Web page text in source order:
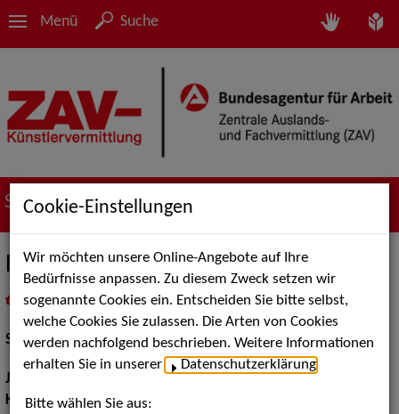
Menü Suche
Suche nach Künstler*innen
Harald Hauber
als PDF speichern
inMeine Merklistelegen
Schauspiel:Bühne
Jahrgang:
Körpergröße:174 cm
Cookie-Einstellungen
Wir möchten unsere Online-Angebote auf Ihre
Bedürfnisse anpassen. Zu diesem Zweck setzen wir
sogenannte Cookies ein. Entscheiden Sie bitte selbst,
welche Cookies Sie zulassen. Die Arten von Cookies
werden nachfolgend beschrieben. Weitere Informationen
erhalten Sie in unserer
Datenschutzerklärung
Bitte wählen Sie aus: